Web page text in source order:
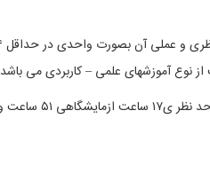
نوع آموزشهای علمی – کاربردی می باشد